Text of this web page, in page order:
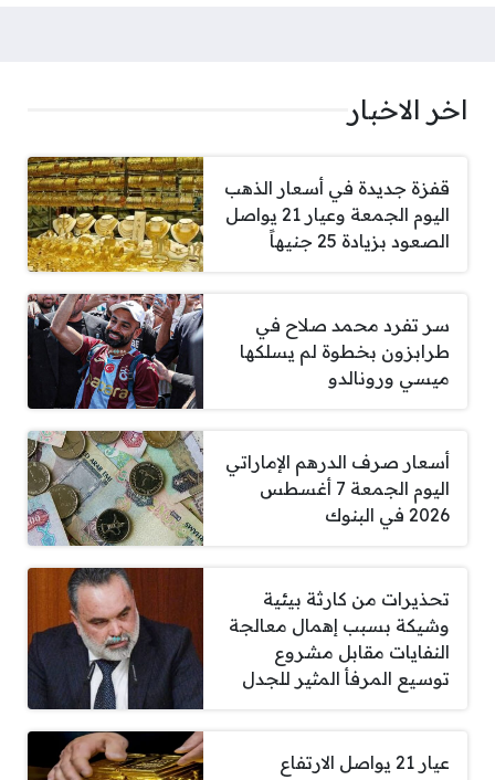
اخر الاخبار
قفزة جديدة في أسعار الذهب
اليوم الجمعة وعيار 21 يواصل
الصعود بزيادة 25 جنيهاً
سر تفرد محمد صلاح في
طرابزون بخطوة لم يسلكها
ميسي ورونالدو
أسعار صرف الدرهم الإماراتي
اليوم الجمعة 7 أغسطس
2026 في البنوك
تحذيرات من كارثة بيئية
وشيكة بسبب إهمال معالجة
النفايات مقابل مشروع
توسيع المرفأ المثير للجدل
عيار 21 يواصل الارتفاع